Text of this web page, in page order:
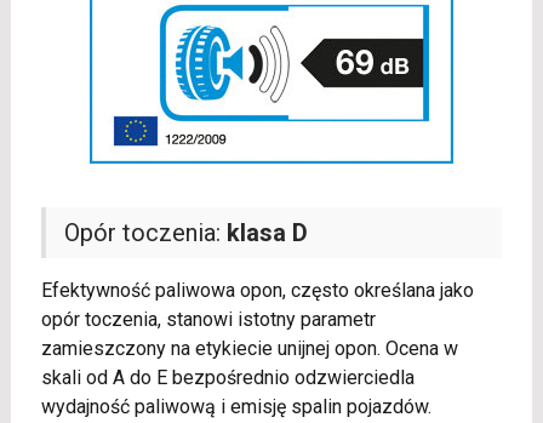
Opór toczenia: klasa D
Efektywność paliwowa opon, często określana jako
opór toczenia, stanowi istotny parametr
zamieszczony na etykiecie unijnej opon. Ocena w
skali od A do E bezpośrednio odzwierciedla
wydajność paliwową i emisję spalin pojazdów.